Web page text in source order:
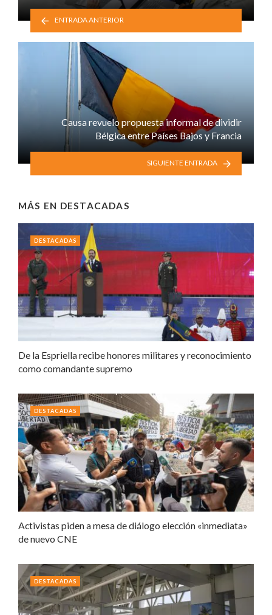
ENTRADA ANTERIOR
Causa revuelo propuesta informal de dividir
Bélgica entre Países Bajos y Francia
SIGUIENTE ENTRADA
MÁS EN DESTACADAS
De la Espriella recibe honores militares y reconocimiento
como comandante supremo
DESTACADAS
Activistas piden a mesa de diálogo elección «inmediata»
de nuevo CNE
DESTACADAS
DESTACADAS